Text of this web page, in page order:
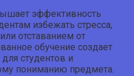
эффективность
избежать стресса,
отставанием от
обучение создает
студентов и
пониманию предмета.